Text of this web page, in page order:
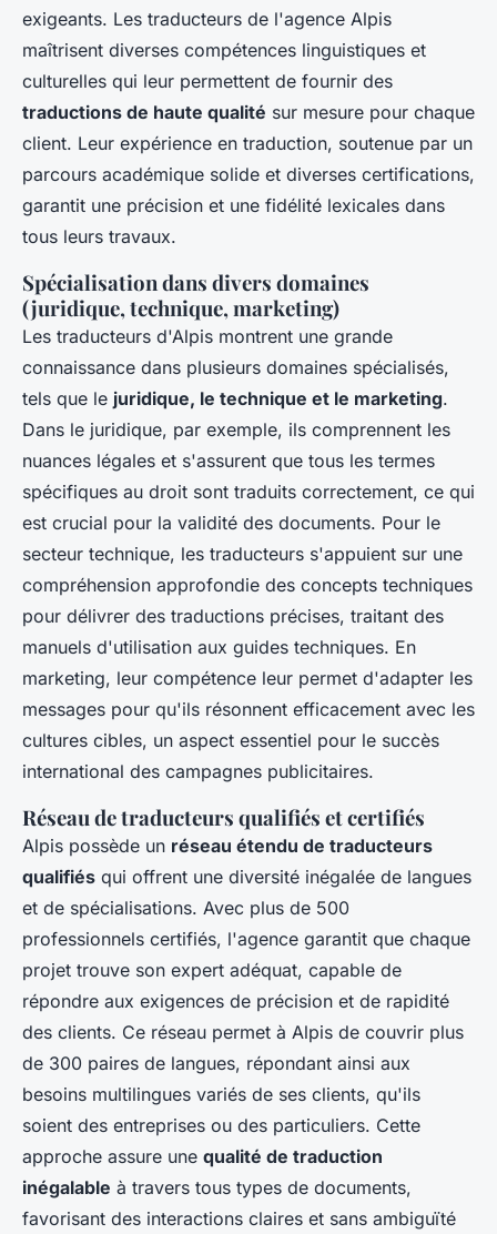
exigeants. Les traducteurs de l'agence Alpis
maîtrisent diverses compétences linguistiques et
culturelles qui leur permettent de fournir des
traductions de haute qualité sur mesure pour chaque
client. Leur expérience en traduction, soutenue par un
parcours académique solide et diverses certifications,
garantit une précision et une fidélité lexicales dans
tous leurs travaux.
Spécialisation dans divers domaines
(juridique, technique, marketing)
Les traducteurs d'Alpis montrent une grande
connaissance dans plusieurs domaines spécialisés,
tels que le juridique, le technique et le marketing.
Dans le juridique, par exemple, ils comprennent les
nuances légales et s'assurent que tous les termes
spécifiques au droit sont traduits correctement, ce qui
est crucial pour la validité des documents. Pour le
secteur technique, les traducteurs s'appuient sur une
compréhension approfondie des concepts techniques
pour délivrer des traductions précises, traitant des
manuels d'utilisation aux guides techniques. En
marketing, leur compétence leur permet d'adapter les
messages pour qu'ils résonnent efficacement avec les
cultures cibles, un aspect essentiel pour le succès
international des campagnes publicitaires.
Réseau de traducteurs qualifiés et certifiés
Alpis possède un réseau étendu de traducteurs
qualifiés qui offrent une diversité inégalée de langues
et de spécialisations. Avec plus de 500
professionnels certifiés, l'agence garantit que chaque
projet trouve son expert adéquat, capable de
répondre aux exigences de précision et de rapidité
des clients. Ce réseau permet à Alpis de couvrir plus
de 300 paires de langues, répondant ainsi aux
besoins multilingues variés de ses clients, qu'ils
soient des entreprises ou des particuliers. Cette
approche assure une qualité de traduction
inégalable à travers tous types de documents,
favorisant des interactions claires et sans ambiguïté